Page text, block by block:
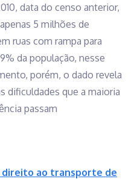
data do censo anterior,
5 milhões de
ruas com rampa para
da população, nesse
porém, o dado revela
dificuldades que a maioria
passam
direito ao transporte de